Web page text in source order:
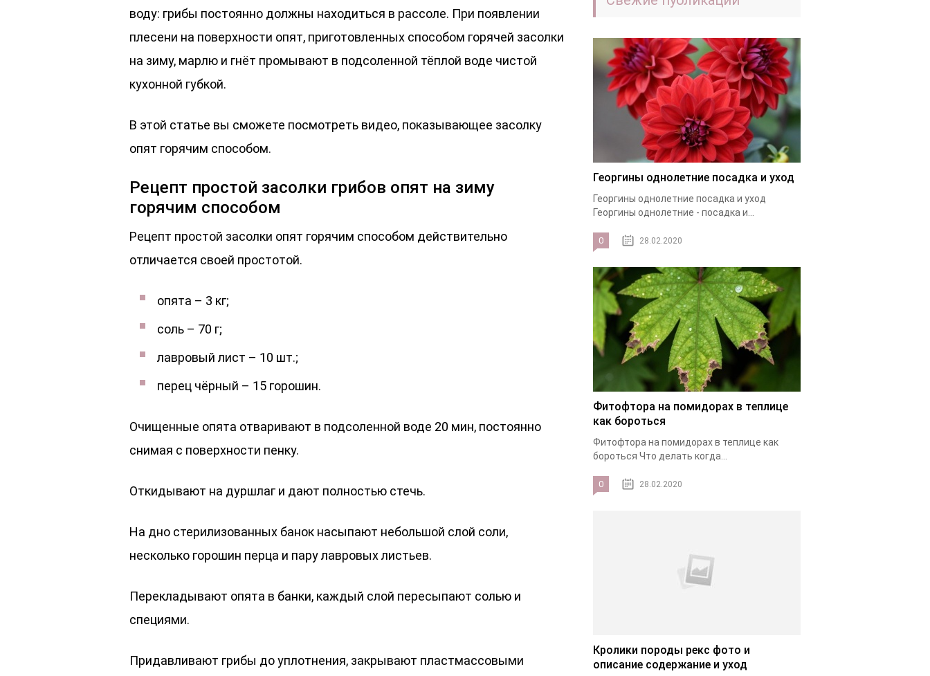
воду: грибы постоянно должны находиться в рассоле. При появлении
плесени на поверхности опят, приготовленных способом горячей засолки
на зиму, марлю и гнёт промывают в подсоленной тёплой воде чистой
кухонной губкой.
В этой статье вы сможете посмотреть видео, показывающее засолку
опят горячим способом.
Рецепт простой засолки грибов опят на зиму
горячим способом
Рецепт простой засолки опят горячим способом действительно
отличается своей простотой.
опята – 3 кг;
соль – 70 г;
лавровый лист – 10 шт.;
перец чёрный – 15 горошин.
Очищенные опята отваривают в подсоленной воде 20 мин, постоянно
снимая с поверхности пенку.
Откидывают на дуршлаг и дают полностью стечь.
На дно стерилизованных банок насыпают небольшой слой соли,
несколько горошин перца и пару лавровых листьев.
Перекладывают опята в банки, каждый слой пересыпают солью и
специями.
Придавливают грибы до уплотнения, закрывают пластмассовыми
Георгины однолетние посадка и уход
Георгины однолетние посадка и уход
Георгины однолетние - посадка и...
0 28.02.2020
Фитофтора на помидорах в теплице
как бороться
Фитофтора на помидорах в теплице как
бороться Что делать когда...
0 28.02.2020
Кролики породы рекс фото и
описание содержание и уход